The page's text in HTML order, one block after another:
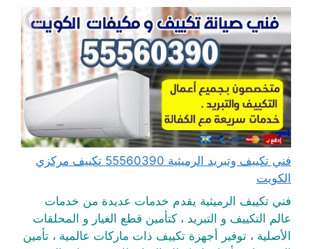
فني تكييف وتبريد الرميثية 55560390 تكييف مركزي
الكويت
فني تكييف الرميثية يقدم خدمات عديدة من خدمات
عالم التكييف و التبريد ، كتأمين قطع الغيار و المحلقات
الأصلية ، توفير أجهزة تكييف ذات ماركات عالمية ، تأمين